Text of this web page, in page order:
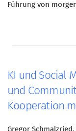
Führung von
KI und Social
und
Kooperation
Gregor